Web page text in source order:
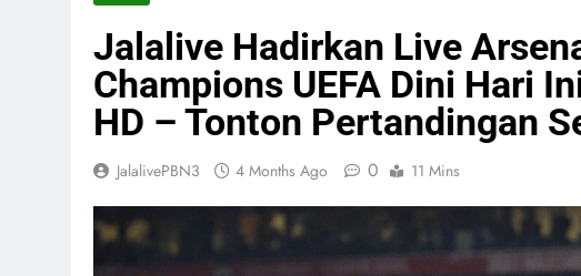
Jalalive Hadirkan Live
Champions UEFA Dini Hari
HD – Tonton Pertandingan
JalalivePBN3 4 Months Ago 0 11 Mins